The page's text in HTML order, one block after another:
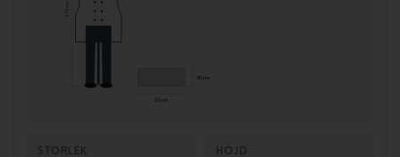
175 cm
20 cm
53 cm
STORLEK HÖJD